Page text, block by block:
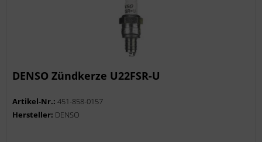
DENSO Zündkerze U22FSR-U
Artikel-Nr.:451-858-0157
Hersteller: DENSO